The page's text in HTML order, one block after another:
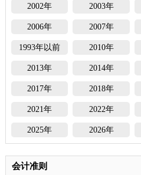
2002年 2003年
2006年 2007年
1993年以前 2010年
2013年 2014年
2017年 2018年
2021年 2022年
2025年 2026年
会计准则